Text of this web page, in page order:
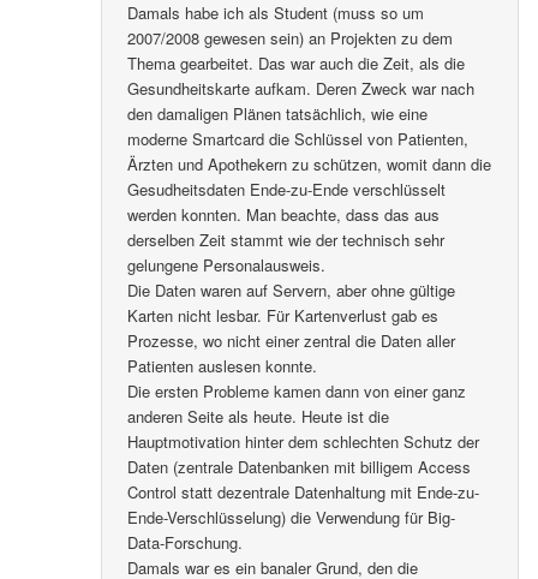
Damals habe ich als Student (muss so um
2007/2008 gewesen sein) an Projekten zu dem
Thema gearbeitet. Das war auch die Zeit, als die
Gesundheitskarte aufkam. Deren Zweck war nach
den damaligen Plänen tatsächlich, wie eine
moderne Smartcard die Schlüssel von Patienten,
Ärzten und Apothekern zu schützen, womit dann die
Gesudheitsdaten Ende-zu-Ende verschlüsselt
werden konnten. Man beachte, dass das aus
derselben Zeit stammt wie der technisch sehr
gelungene Personalausweis.
Die Daten waren auf Servern, aber ohne gültige
Karten nicht lesbar. Für Kartenverlust gab es
Prozesse, wo nicht einer zentral die Daten aller
Patienten auslesen konnte.
Die ersten Probleme kamen dann von einer ganz
anderen Seite als heute. Heute ist die
Hauptmotivation hinter dem schlechten Schutz der
Daten (zentrale Datenbanken mit billigem Access
Control statt dezentrale Datenhaltung mit Ende-zu-
Ende-Verschlüsselung) die Verwendung für Big-
Data-Forschung.
Damals war es ein banaler Grund, den die